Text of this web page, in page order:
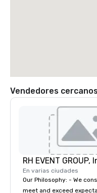
Vendedores
RH EVENT GROUP,
En varias ciudades
Our Philosophy: - We consistently
meet and exceed